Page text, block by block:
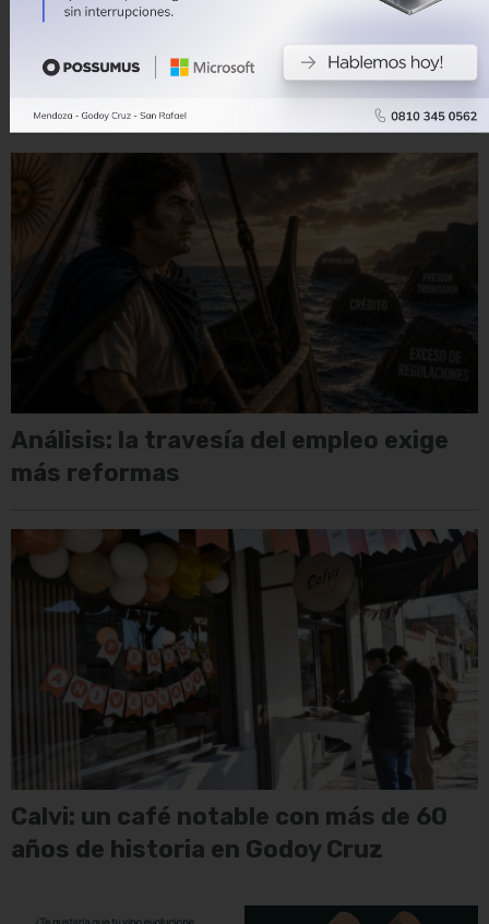
Supervielle apuesta fuerte: su
histórica sucursal de Mendoza se
reinventa como centro de negocios
Análisis: la travesía del empleo exige
más reformas
Calvi: un café notable con más de 60
años de historia en Godoy Cruz